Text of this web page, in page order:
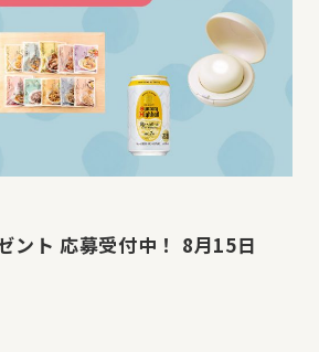
ント 応募受付中！ 8月15日